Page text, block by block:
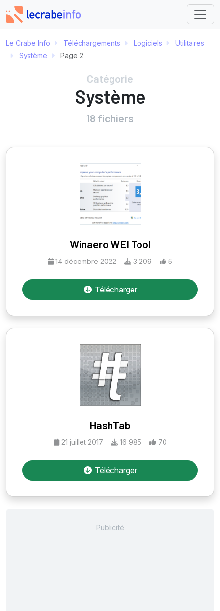
Le Crabe Info Téléchargements Logiciels
Utilitaires
Système
Page 2
Catégorie
Système
18 fichiers
Winaero WEI Tool
14 décembre 2022 3 209 5
Télécharger
HashTab
21 juillet 2017 16 985 70
Télécharger